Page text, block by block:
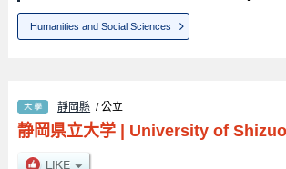
Humanities and Social Sciences
靜岡縣 / 公立
静岡県立大学| University of